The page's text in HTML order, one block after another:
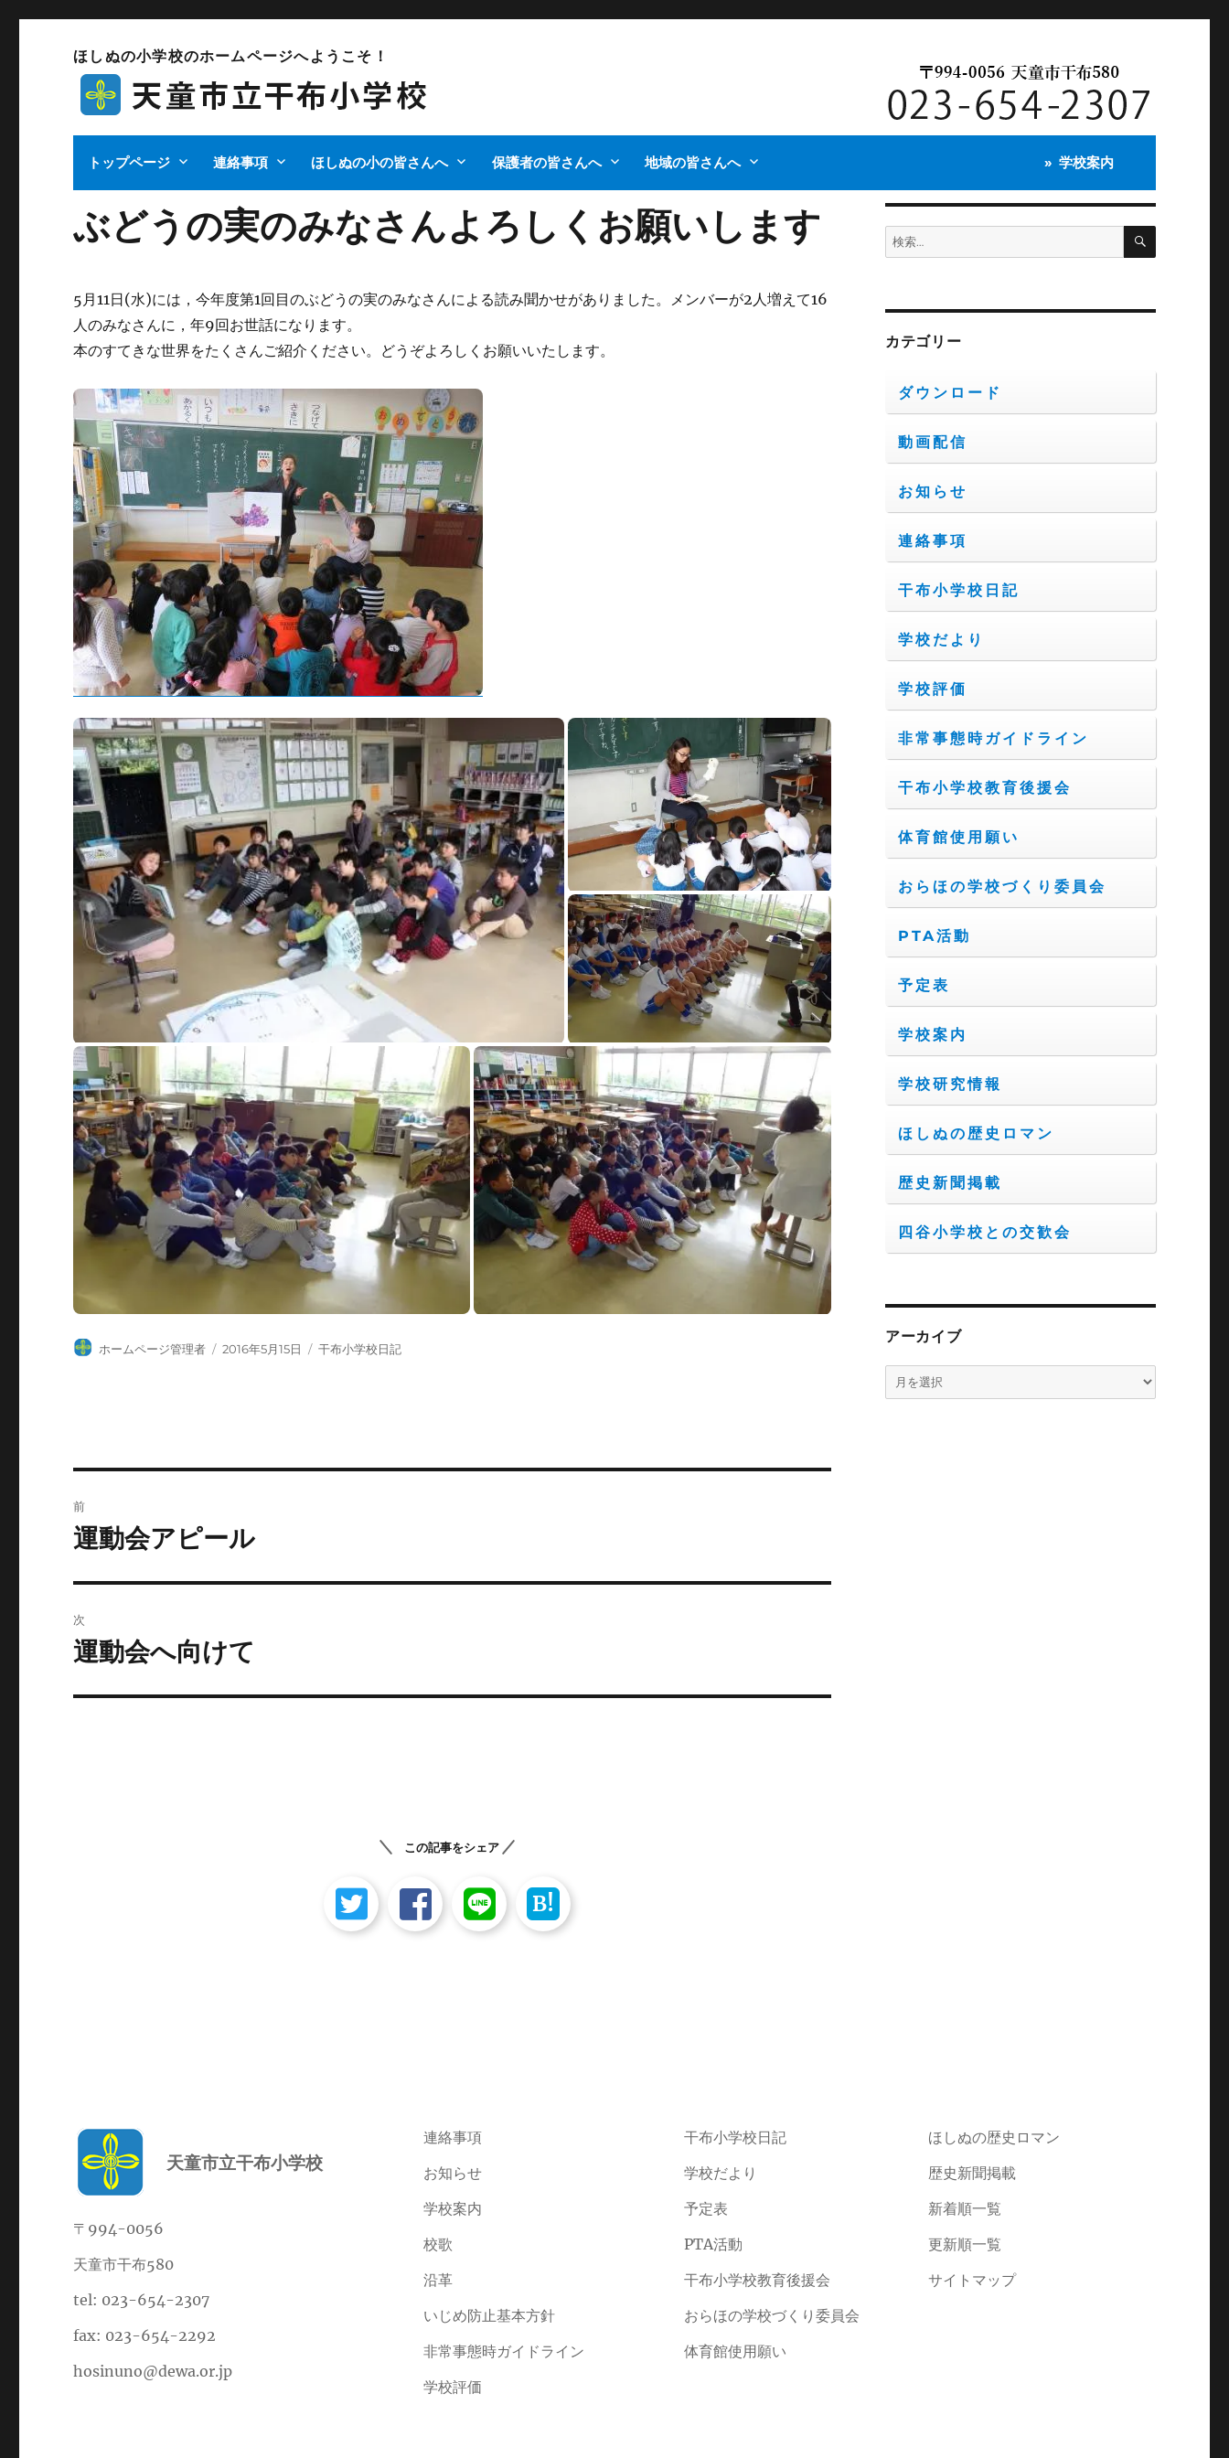
ほしぬの小学校のホームページへようこそ！
トップページ 連絡事項 ほしぬの小の皆さんへ 保護者の皆さんへ 地域の皆さんへ 学校案内
ぶどうの実のみなさんよろしくお願いします
5月11日(水)には，今年度第1回目のぶどうの実のみなさんによる読み聞かせがありました。メンバーが2人増えて16
人のみなさんに，年9回お世話になります。
本のすてきな世界をたくさんご紹介ください。どうぞよろしくお願いいたします。
投
ホームページ管理者
投
2016年5月15日
カ
干布小学校日記
稿
ゲ
前
前
投
稿:
運動会アピール
次
次
投
運動会へ向けて
この記事をシェア
B!
検
索:
検
カテゴリー
ダウンロード
動画配信
お知らせ
連絡事項
干布小学校日記
学校だより
学校評価
非常事態時ガイドライン
干布小学校教育後援会
体育館使用願い
おらほの学校づくり委員会
PTA活動
予定表
学校案内
学校研究情報
ほしぬの歴史ロマン
歴史新聞掲載
四谷小学校との交歓会
アーカイブ
天童市立干布小学校
〒994-0056
天童市干布580
tel: 023-654-2307
fax: 023-654-2292
hosinuno@dewa.or.jp
連絡事項
お知らせ
学校案内
校歌
沿革
いじめ防止基本方針
非常事態時ガイドライン
学校評価
干布小学校日記
学校だより
予定表
PTA活動
干布小学校教育後援会
おらほの学校づくり委員会
体育館使用願い
ほしぬの歴史ロマン
歴史新聞掲載
新着順一覧
更新順一覧
サイトマップ